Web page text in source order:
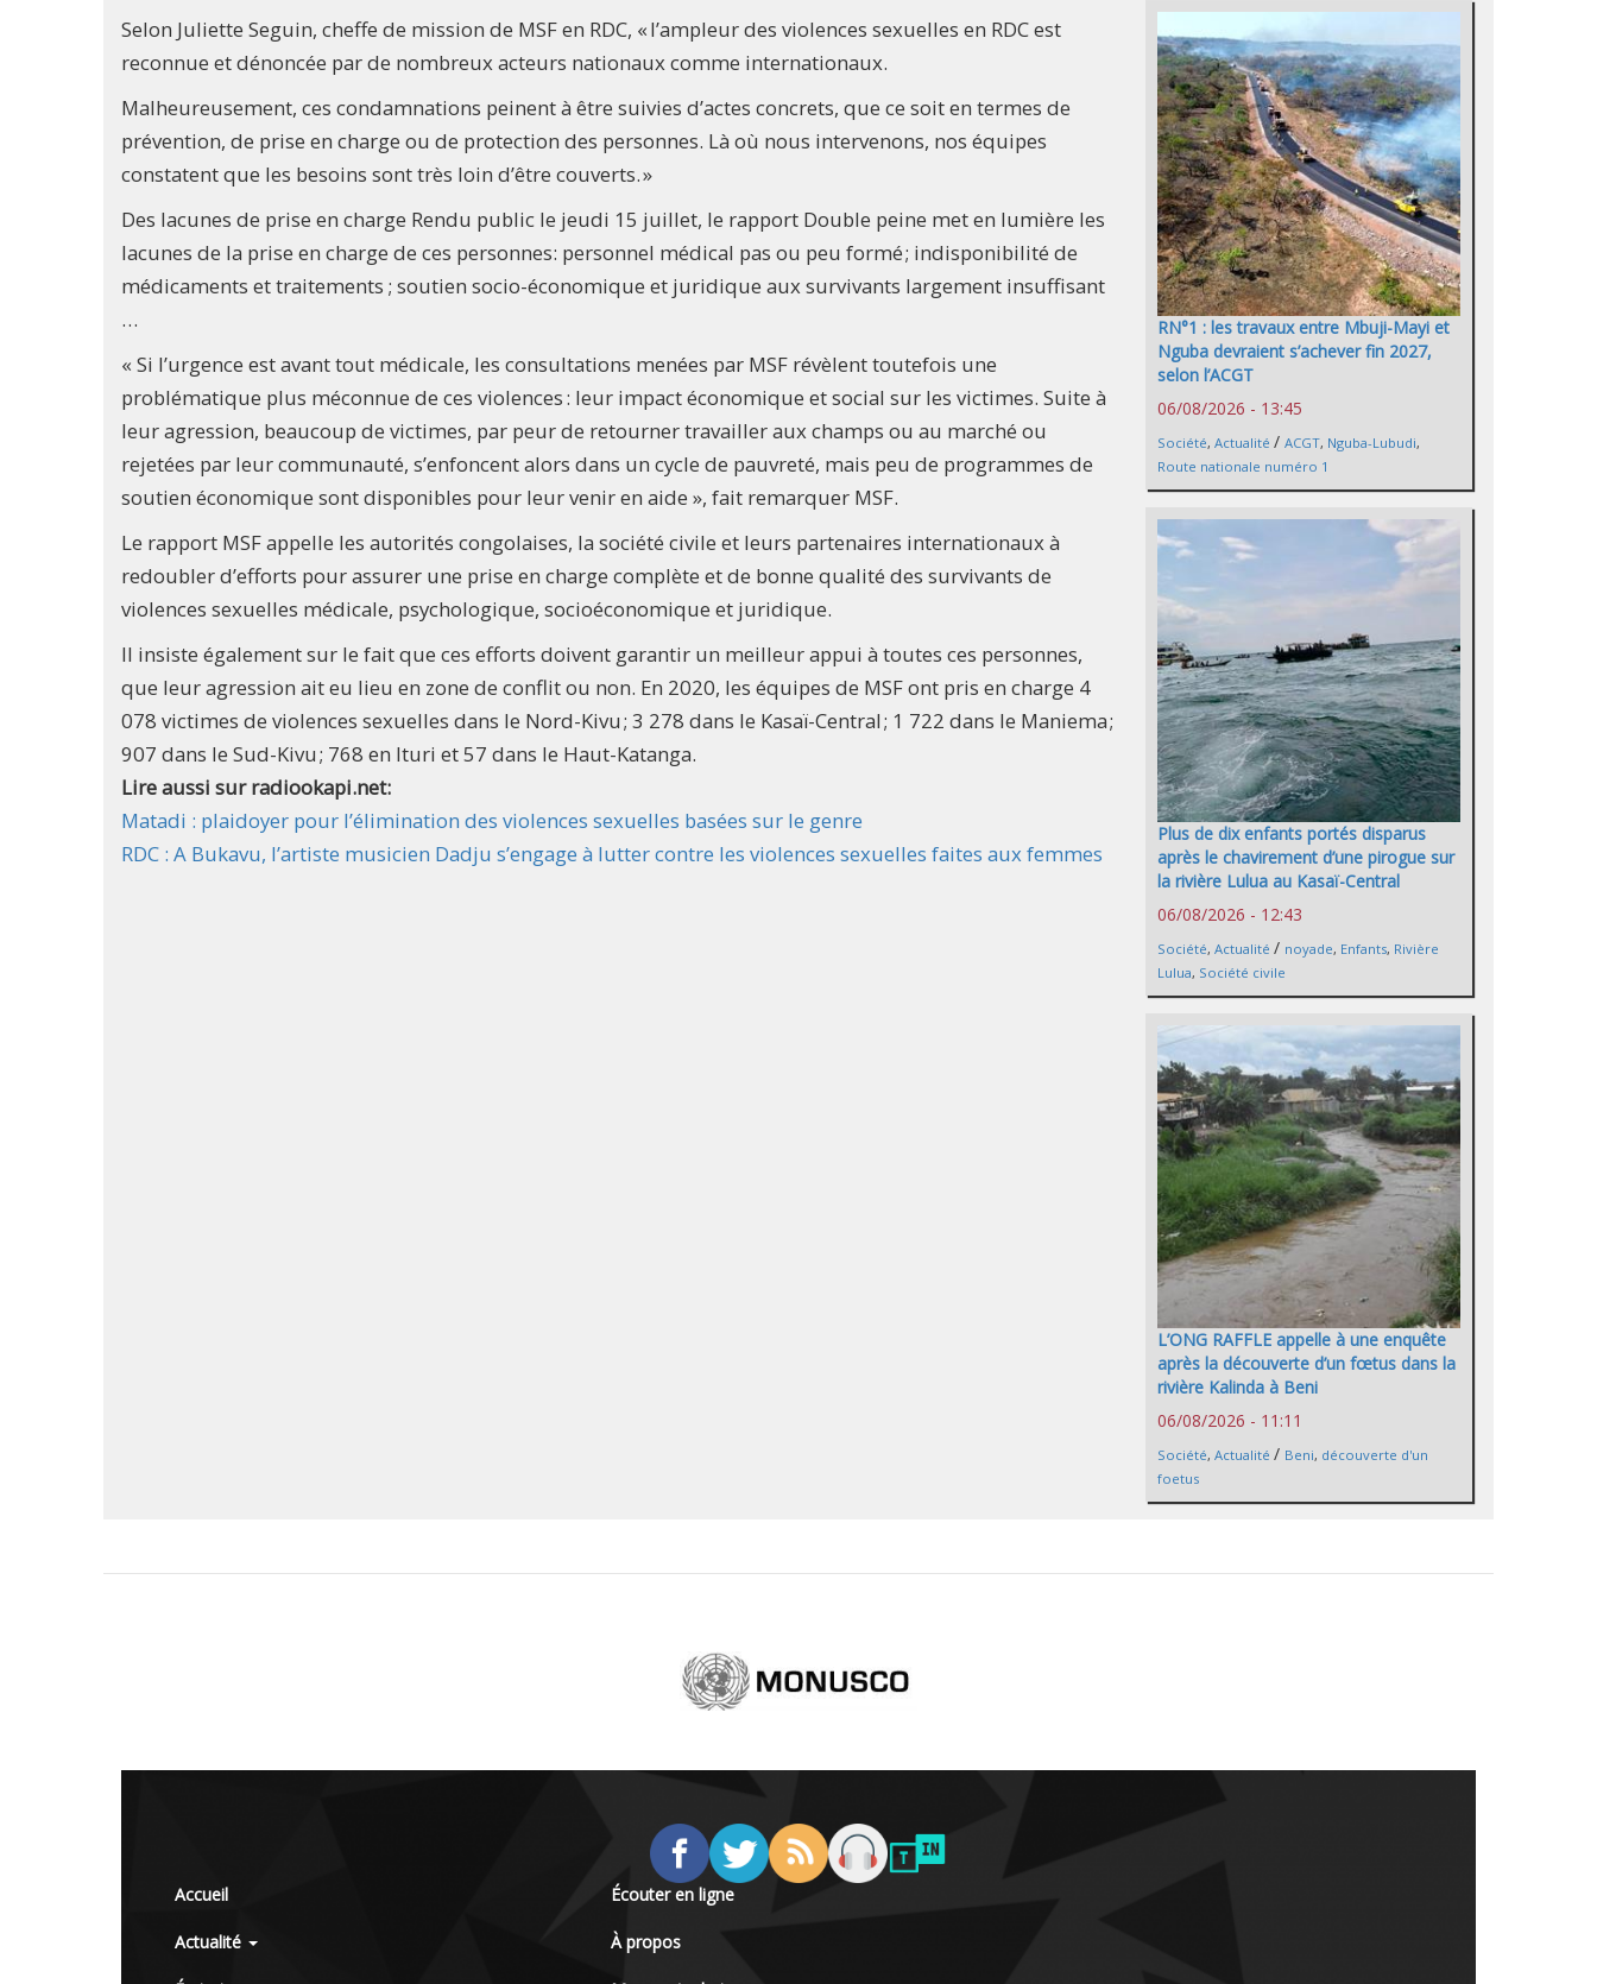
Selon Juliette Seguin, cheffe de mission de MSF en RDC, « l’ampleur des violences sexuelles en RDC est
reconnue et dénoncée par de nombreux acteurs nationaux comme internationaux.
Malheureusement, ces condamnations peinent à être suivies d’actes concrets, que ce soit en termes de
prévention, de prise en charge ou de protection des personnes. Là où nous intervenons, nos équipes
constatent que les besoins sont très loin d’être couverts. »
Des lacunes de prise en charge Rendu public le jeudi 15 juillet, le rapport Double peine met en lumière les
lacunes de la prise en charge de ces personnes: personnel médical pas ou peu formé ; indisponibilité de
médicaments et traitements ; soutien socio-économique et juridique aux survivants largement insuffisant
…
« Si l’urgence est avant tout médicale, les consultations menées par MSF révèlent toutefois une
problématique plus méconnue de ces violences : leur impact économique et social sur les victimes. Suite à
leur agression, beaucoup de victimes, par peur de retourner travailler aux champs ou au marché ou
rejetées par leur communauté, s’enfoncent alors dans un cycle de pauvreté, mais peu de programmes de
soutien économique sont disponibles pour leur venir en aide », fait remarquer MSF.
Le rapport MSF appelle les autorités congolaises, la société civile et leurs partenaires internationaux à
redoubler d’efforts pour assurer une prise en charge complète et de bonne qualité des survivants de
violences sexuelles médicale, psychologique, socioéconomique et juridique.
Il insiste également sur le fait que ces efforts doivent garantir un meilleur appui à toutes ces personnes,
que leur agression ait eu lieu en zone de conflit ou non. En 2020, les équipes de MSF ont pris en charge 4
078 victimes de violences sexuelles dans le Nord-Kivu ; 3 278 dans le Kasaï-Central ; 1 722 dans le Maniema ;
907 dans le Sud-Kivu ; 768 en Ituri et 57 dans le Haut-Katanga.
Lire aussi sur radiookapi.net:
Matadi : plaidoyer pour l’élimination des violences sexuelles basées sur le genre
RDC : A Bukavu, l’artiste musicien Dadju s’engage à lutter contre les violences sexuelles faites aux femmes
RN°1 : les travaux entre Mbuji-Mayi et
Nguba devraient s’achever fin 2027,
selon l’ACGT
06/08/2026 - 13:45
Société, Actualité / ACGT, Nguba-Lubudi,
Route nationale numéro 1
Plus de dix enfants portés disparus
après le chavirement d’une pirogue sur
la rivière Lulua au Kasaï-Central
06/08/2026 - 12:43
Société, Actualité / noyade, Enfants, Rivière
Lulua, Société civile
L’ONG RAFFLE appelle à une enquête
après la découverte d’un fœtus dans la
rivière Kalinda à Beni
06/08/2026 - 11:11
Société, Actualité / Beni, découverte d'un
foetus
Accueil
Actualité
Écouter en ligne
À propos